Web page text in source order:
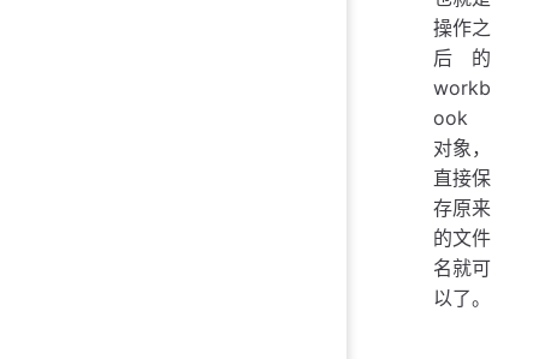
操作之
后的
workb
ook
对象，
直接保
存原来
的文件
名就可
以了。